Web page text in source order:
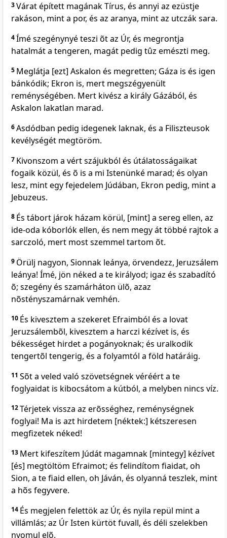
3Várat épített magának Tírus, és annyi az ezüstje
rakáson, mint a por, és az aranya, mint az utczák sara.
4Ímé szegénynyé teszi õt az Úr, és megrontja
hatalmát a tengeren, magát pedig tûz emészti meg.
5 Meglátja [ezt] Askalon és megretten; Gáza is és igen
bánkódik; Ekron is, mert megszégyenült
reménységében. Mert kivész a király Gázából, és
Askalon lakatlan marad.
6Asdódban pedig idegenek laknak, és a Filiszteusok
kevélységét megtöröm.
7 Kivonszom a vért szájukból és útálatosságaikat
fogaik közül, és õ is a mi Istenünké marad; és olyan
lesz, mint egy fejedelem Júdában, Ekron pedig, mint a
Jebuzeus.
8 És tábort járok házam körül, [mint] a sereg ellen, az
ide-oda kóborlók ellen, és nem megy át többé rajtok a
sarczoló, mert most szemmel tartom õt.
9 Örülj nagyon, Sionnak leánya, örvendezz, Jeruzsálem
leánya! Ímé, jön néked a te királyod; igaz és szabadító
õ; szegény és szamárháton ülõ, azaz
nõstényszamárnak vemhén.
10 És kivesztem a szekeret Efraimból és a lovat
Jeruzsálembõl, kivesztem a harczi kézívet is, és
békességet hirdet a pogányoknak; és uralkodik
tengertõl tengerig, és a folyamtól a föld határáig.
11 Sõt a veled való szövetségnek véréért a te
foglyaidat is kibocsátom a kútból, a melyben nincs víz.
12Térjetek vissza az erõsséghez, reménységnek
foglyai! Ma is azt hirdetem [néktek:] kétszeresen
megfizetek néked!
13 Mert kifeszítem Júdát magamnak [mintegy] kézívet
[és] megtöltöm Efraimot; és felindítom fiaidat, oh
Sion, a te fiaid ellen, oh Jáván, és olyanná teszlek, mint
a hõs fegyvere.
14 És megjelen felettök az Úr, és nyila repül mint a
villámlás; az Úr Isten kürtöt fuvall, és déli szelekben
nyomul elõ.